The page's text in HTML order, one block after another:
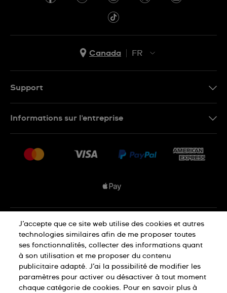
Canada
FR
Support
Conditions De Vente
Informations sur l'entreprise
Nous rejoindre
Déclaration de confidentialité
Déclaration concernant les cookies
Conditions d'utilisation
J’accepte que ce site web utilise des cookies et autres
technologies similaires afin de me proposer toutes
ses fonctionnalités, collecter des informations quant
à son utilisation et me proposer du contenu
publicitaire adapté. J’ai la possibilité de modifier les
paramètres pour activer ou désactiver à tout moment
chaque catégorie de cookies. Pour en savoir plus à